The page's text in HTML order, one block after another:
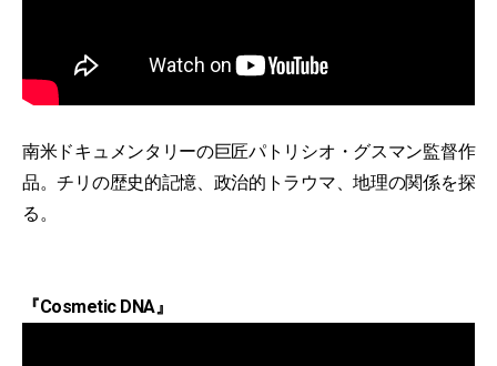
南米ドキュメンタリーの巨匠パトリシオ・グスマン監督作
品。チリの歴史的記憶、政治的トラウマ、地理の関係を探
る。
『Cosmetic DNA』